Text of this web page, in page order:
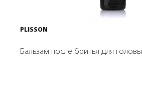
PLISSON
Бальзам после бритья для головы